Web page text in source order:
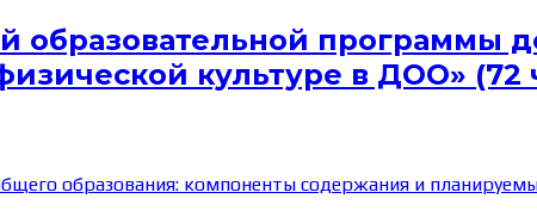
образовательной программы
культуре в ДОО» (72